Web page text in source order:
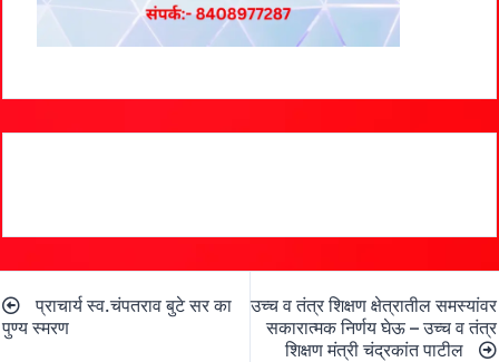
navigation
प्राचार्य स्व.चंपतराव बुटे सर का
पुण्य स्मरण
उच्च व तंत्र शिक्षण क्षेत्रातील समस्यांवर
सकारात्मक निर्णय घेऊ – उच्च व तंत्र
शिक्षण मंत्री चंद्रकांत पाटील